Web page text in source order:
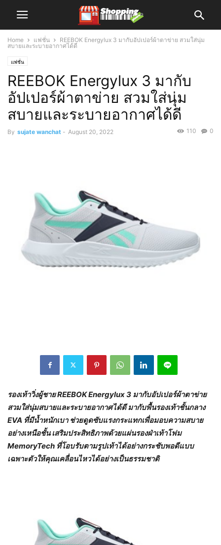
Home แฟชั่น
REEBOK Energylux 3 มากับอัปเปอร์ผ้าตาข่าย สวมใส่นุ่ม
สบายและระบายอากาศได้ดี
แฟชั่น
REEBOK Energylux 3 มากับ
อัปเปอร์ผ้าตาข่าย สวมใส่นุ่ม
สบายและระบายอากาศได้ดี
By sujate wanchat - August 20, 2022 0
110
รองเท้าวิ่งผู้ชายREEBOK Energylux 3 มากับอัปเปอร์ผ้าตาข่าย
สวมใส่นุ่มสบายและระบายอากาศได้ดี มากับพื้นรองเท้าชั้นกลาง
EVA ที่มีน้ำหนักเบา ช่วยดูดซับแรงกระแทกเพื่อมอบความสบาย
อย่างเหนือชั้น เสริมประสิทธิภาพด้วยแผ่นรองฝ่าเท้าโฟม
MemoryTech ที่โอบรับตามรูปเท้าได้อย่างกระชับพอดีแบบ
เฉพาะตัวให้คุณเคลื่อนไหวได้อย่างเป็นธรรมชาติ